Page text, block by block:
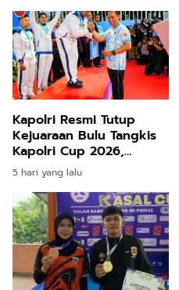
Kapolri Resmi Tutup
Kejuaraan Bulu Tangkis
Kapolri Cup 2026,
Tegaskan Komitmen Polri
Dukung Prestasi Atlet
Nasional
5 hari yang lalu